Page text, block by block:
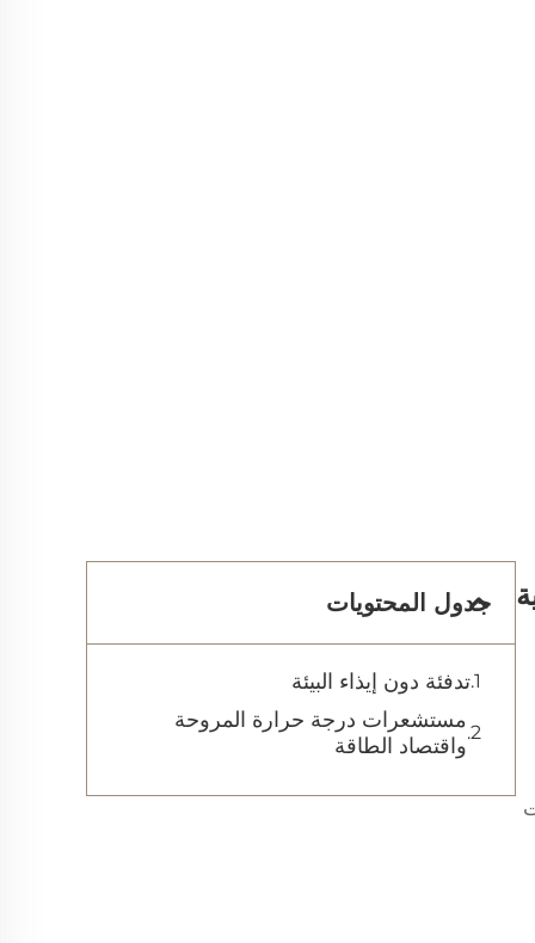
جدول المحتويات
تدفئة دون إيذاء البيئة
مستشعرات درجة حرارة المروحة
واقتصاد الطاقة